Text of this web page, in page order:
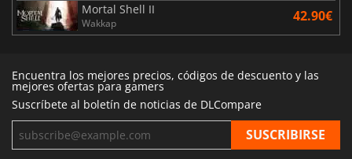
Mortal Shell II
Wakkap 42.90€
Encuentra los mejores precios, códigos de descuento y las
mejores ofertas para gamers
Suscríbete al boletín de noticias de DLCompare